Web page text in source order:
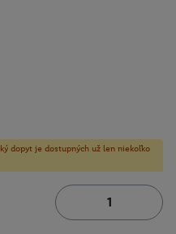
dopyt je dostupných už len niekoľko